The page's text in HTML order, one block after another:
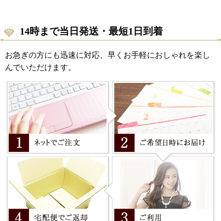
14時まで当日発送・最短1日到着
お急ぎの方にも迅速に対応、早くお手軽におしゃれを楽し
んでいただけます。